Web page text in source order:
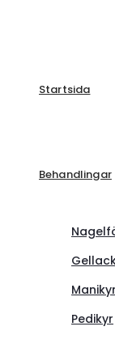
Startsida
Behandlingar
Manikyr
Pedikyr